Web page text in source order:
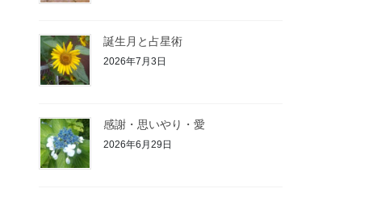
誕生月と占星術
2026年7月3日
感謝・思いやり・愛
2026年6月29日